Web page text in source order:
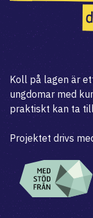
Koll på lagen är
ungdomar med
praktiskt kan ta
Projektet drivs